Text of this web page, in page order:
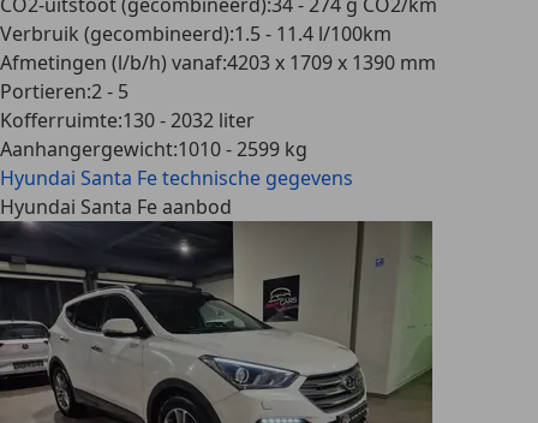
Verbruik (gecombineerd):1.5 - 11.4 l/100km
Afmetingen (l/b/h) vanaf:4203 x 1709 x 1390 mm
Portieren:2 - 5
Kofferruimte:130 - 2032 liter
Aanhangergewicht:1010 - 2599 kg
Hyundai Santa Fetechnische gegevens
Hyundai Santa Fe aanbod